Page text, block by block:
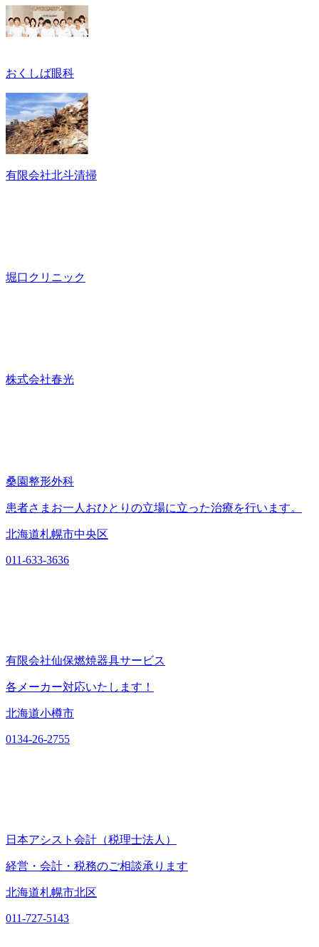
おくしば眼科
有限会社北斗清掃
堀口クリニック
株式会社春光
桑園整形外科
患者さまお一人おひとりの立場に立った治療を行います。
北海道札幌市中央区
011-633-3636
有限会社仙保燃焼器具サービス
各メーカー対応いたします！
北海道小樽市
0134-26-2755
日本アシスト会計（税理士法人）
経営・会計・税務のご相談承ります
北海道札幌市北区
011-727-5143